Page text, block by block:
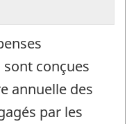
conçues
annuelle des
par les